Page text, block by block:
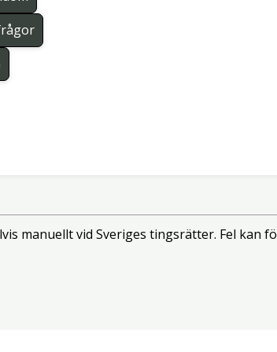
manuellt vid Sveriges tingsrätter. Fel kan